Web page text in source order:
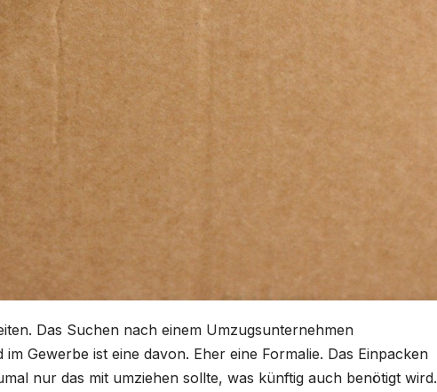
Das Suchen nach einem Umzugsunternehmen
Gewerbe ist eine davon. Eher eine Formalie. Das Einpacken
nur das mit umziehen sollte, was künftig auch benötigt wird.